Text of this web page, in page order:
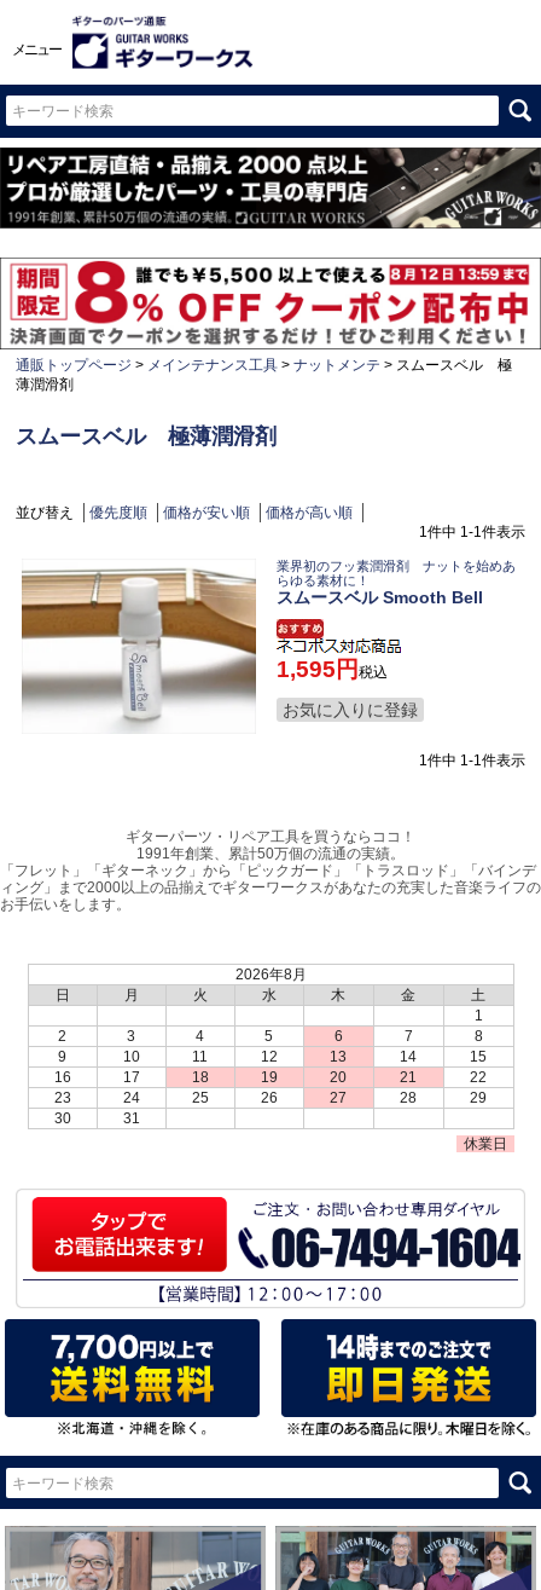
メニュー
通販トップページ メインテナンス工具 ナットメンテ
スムースベル 極
薄潤滑剤
スムースベル 極薄潤滑剤
並び替え 優先度順 価格が安い順
価格が高い順
1件中 1-1件表示
業界初のフッ素潤滑剤 ナットを始めあ
らゆる素材に！
スムースベル Smooth Bell
1,595 税込
お気に入りに登録
1件中 1-1件表示
ギターパーツ・リペア工具を買うならココ！
1991年創業、累計50万個の流通の実績。
「フレット」「ギターネック」から「ピックガード」「トラスロッド」「バインデ
ィング」まで2000以上の品揃えでギターワークスがあなたの充実した音楽ライフの
お手伝いをします。
2026年8月
日
月 火 水 木 金
土
1
2
3 4 5 6 7
8
9
10 11 12 13 14
15
16
17 18 19 20 21
22
23
24 25 26 27 28
29
30
31
休業日